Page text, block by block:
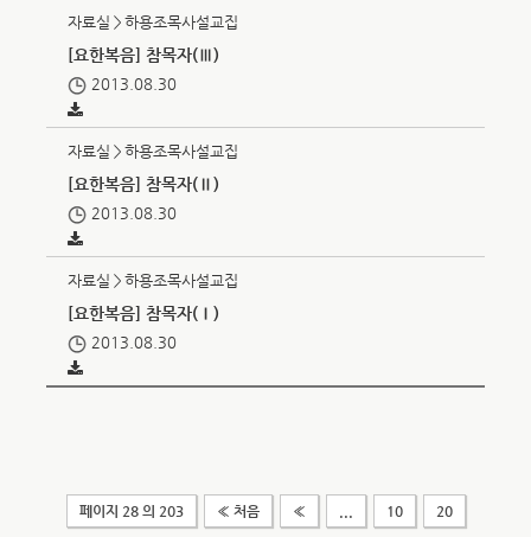
자료실＞하용조목사설교집
[요한복음] 참목자(Ⅲ)
2013.08.30
자료실＞하용조목사설교집
[요한복음] 참목자(Ⅱ)
2013.08.30
자료실＞하용조목사설교집
[요한복음] 참목자(Ⅰ)
2013.08.30
페이지 28 의 203 « 처음 « 10 20